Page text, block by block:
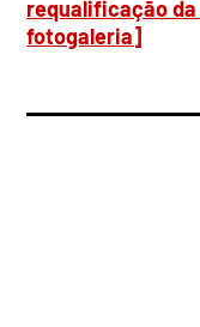
requalificação da
fotogaleria]